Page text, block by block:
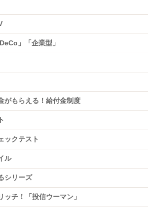
」「企業型」
がもらえる！給付金制度
ックテスト
ル
シリーズ
ッチ！「投信ウーマン」